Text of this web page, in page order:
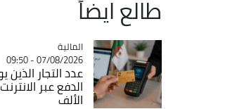
طالع ايضاً
Catégorie
المالية
07/08/2026 - 09:50
عدد التجار
الدفع عبر
الألف